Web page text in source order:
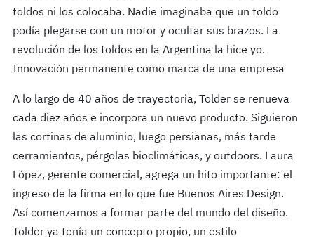
toldos ni los colocaba. Nadie imaginaba que un toldo
podía plegarse con un motor y ocultar sus brazos. La
revolución de los toldos en la Argentina la hice yo.
Innovación permanente como marca de una empresa
A lo largo de 40 años de trayectoria, Tolder se renueva
cada diez años e incorpora un nuevo producto. Siguieron
las cortinas de aluminio, luego persianas, más tarde
cerramientos, pérgolas bioclimáticas, y outdoors. Laura
López, gerente comercial, agrega un hito importante: el
ingreso de la firma en lo que fue Buenos Aires Design.
Así comenzamos a formar parte del mundo del diseño.
Tolder ya tenía un concepto propio, un estilo